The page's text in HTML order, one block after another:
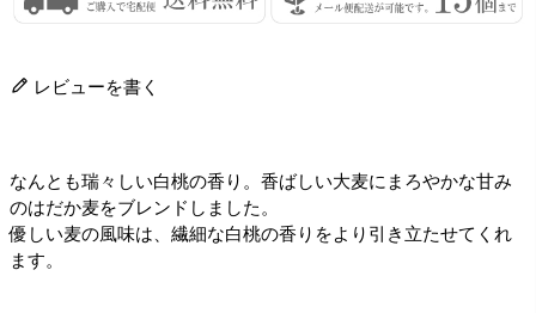
レビューを書く
なんとも瑞々しい白桃の香り。香ばしい大麦にまろやかな甘み
のはだか麦をブレンドしました。
優しい麦の風味は、繊細な白桃の香りをより引き立たせてくれ
ます。